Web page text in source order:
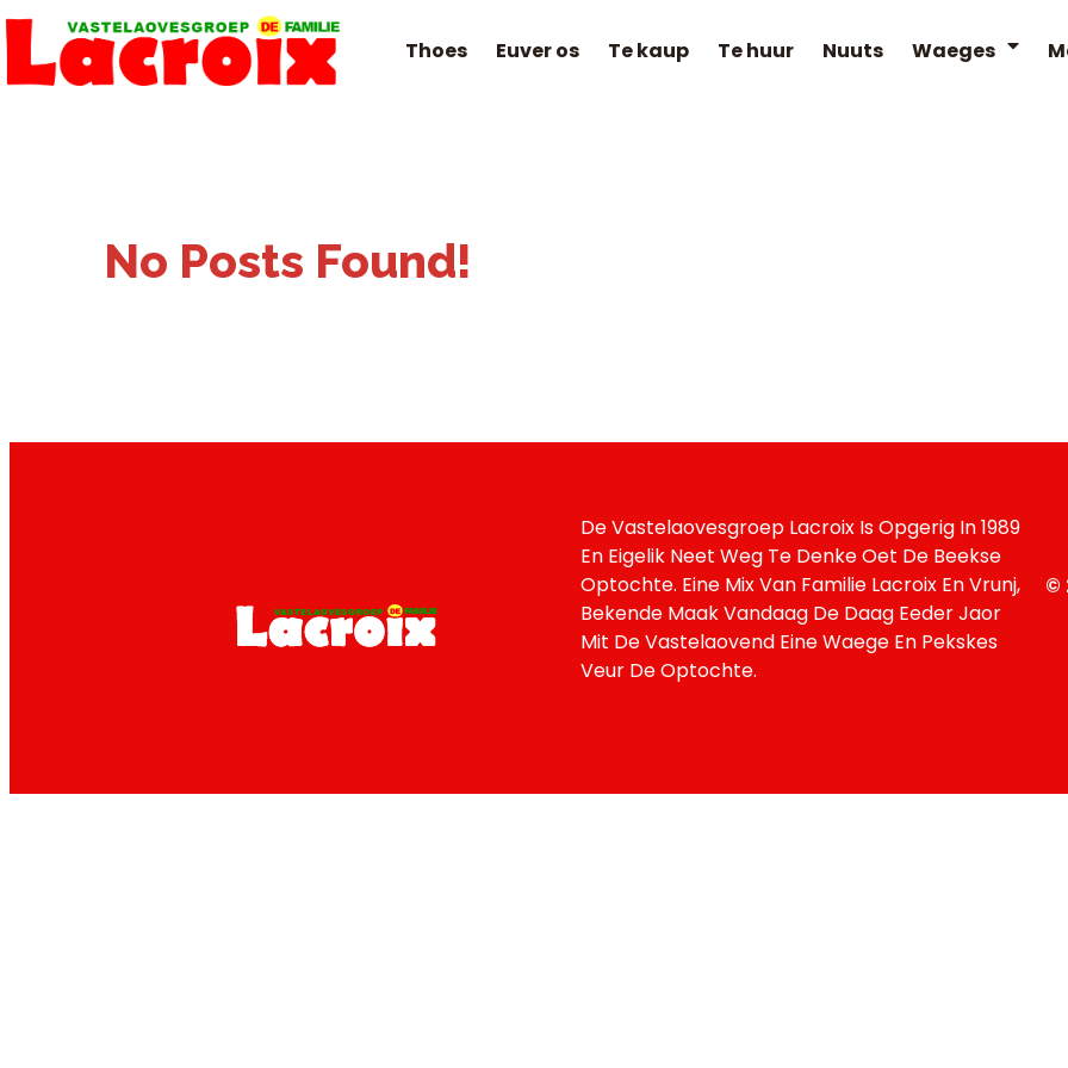
Thoes Euver os Te kaup Te huur Nuuts Waeges
No Posts Found!
De Vastelaovesgroep Lacroix Is Opgerig In 1989
En Eigelik Neet Weg Te Denke Oet De Beekse
Optochte. Eine Mix Van Familie Lacroix En Vrunj,
Bekende Maak Vandaag De Daag Eeder Jaor
Mit De Vastelaovend Eine Waege En Pekskes
Veur De Optochte.
©